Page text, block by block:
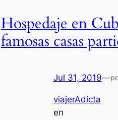
Hospedaje en
famosas casas
Jul 31, 2019—
viajerAdicta
en